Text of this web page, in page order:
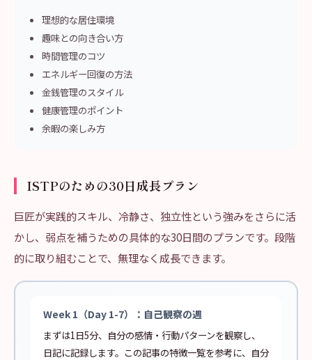
理想的な居住環境
趣味との向き合い方
時間管理のコツ
エネルギー回復の方法
金銭管理のスタイル
健康管理のポイント
余暇の楽しみ方
ISTPのための30日成長プラン
巨匠が実践的スキル、冷静さ、独立性という強みをさらに活
かし、弱点を補うための具体的な30日間のプランです。段階
的に取り組むことで、無理なく成長できます。
Week 1（Day 1-7）：自己観察の週
まずは1日5分、自分の感情・行動パターンを観察し、
日記に記録します。この記事の特徴一覧を参考に、自分